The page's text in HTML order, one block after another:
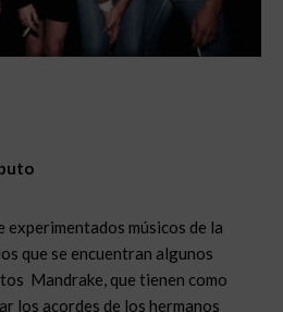
experimentados músicos de la
que se encuentran algunos
Mandrake, que tienen como
los acordes de los hermanos